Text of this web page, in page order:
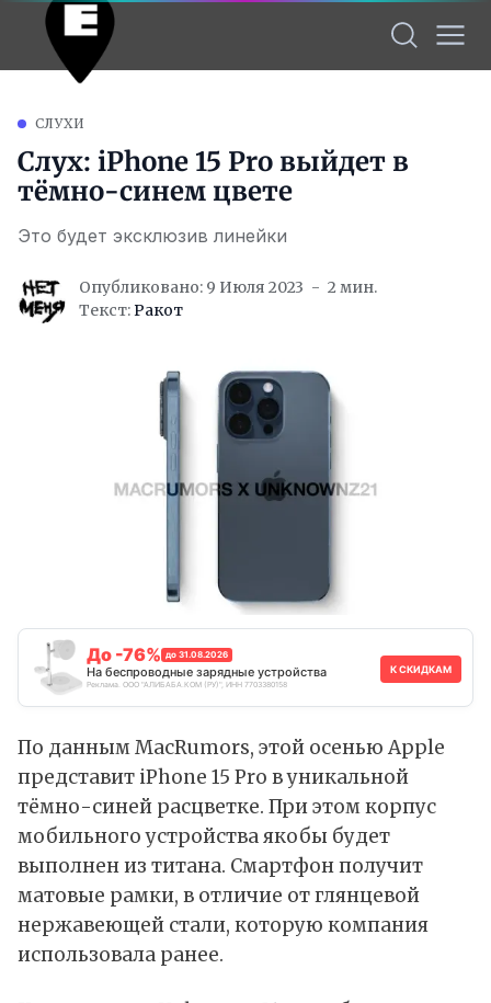
СЛУХИ
Слух: iPhone 15 Pro выйдет в
тёмно-синем цвете
Это будет эксклюзив линейки
Опубликовано: 9 Июля 2023
2 мин.
Текст:Ракот
До -76% до 31.08.2026
На беспроводные зарядные устройства
Реклама. ООО "АЛИБАБА.КОМ (РУ)", ИНН 7703380158
К СКИДКАМ
По данным MacRumors, этой осенью Apple
представит iPhone 15 Pro в уникальной
тёмно-синей расцветке. При этом корпус
мобильного устройства якобы будет
выполнен из титана. Смартфон получит
матовые рамки, в отличие от глянцевой
нержавеющей стали, которую компания
использовала ранее.